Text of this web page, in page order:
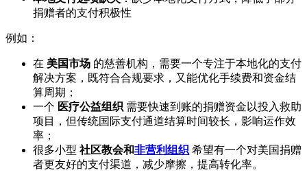
捐赠者的支付积极性
例如：
在 美国市场 的慈善机构，需要一个专注于本地化的支付
解决方案，既符合合规要求，又能优化手续费和资金结
算周期；
一个 医疗公益组织 需要快速到账的捐赠资金以投入救助
项目，但传统国际支付通道结算时间较长，影响运作效
率；
很多小型 社区教会和非营利组织 希望有一个对美国捐赠
者更友好的支付渠道，减少摩擦，提高转化率。